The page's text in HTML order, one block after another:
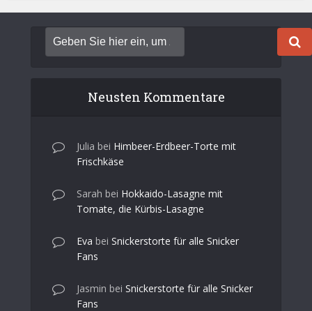
Neusten Kommentare
Julia bei Himbeer-Erdbeer-Torte mit
Frischkäse
Sarah bei Hokkaido-Lasagne mit
Tomate, die Kürbis-Lasagne
Eva bei Snickerstorte für alle Snicker
Fans
Jasmin bei Snickerstorte für alle Snicker
Fans